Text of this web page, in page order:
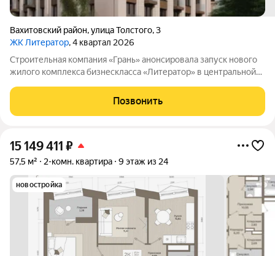
Вахитовский район,улица Толстого,3
ЖК Литератор, 4 квартал 2026
Строительная компания «Грань» анонсировала запуск нового
жилого комплекса бизнескласса «Литератор» в центральной
с хорошо развитой инфраструктурой и удобной транспортной
доступностью.
Позвонить
15 149 411 ₽
57,5 м² 2-комн. квартира 9 этаж из 24
новостройка